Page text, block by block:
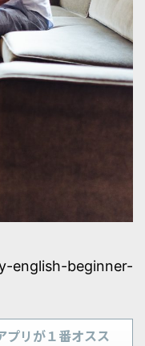
english-beginner-
プリが１番オスス